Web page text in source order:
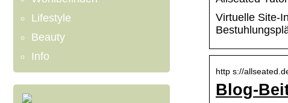
Virtuelle Site-
http s://
Blog-
Lifestyle
Beauty
Info